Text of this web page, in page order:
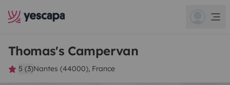
Thomas's Campervan
5 (3)Nantes (44000), France